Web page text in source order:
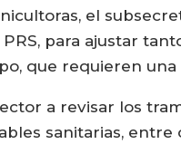
el
para ajustar
que requieren una
a revisar los
sanitarias, entre